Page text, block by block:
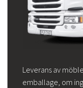
Leverans av
emballage, om